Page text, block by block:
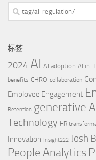
搜
索：
标签
2024 AI AI adoption AI in
benefits CHRO collaboration
Employee Engagement
Retention generative
Technology HR
Innovation Insight222 Josh
People Analytics